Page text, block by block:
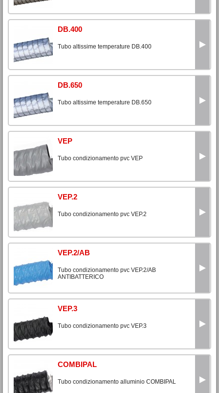
DB.400
Tubo altissime temperature DB.400
DB.650
Tubo altissime temperature DB.650
VEP
Tubo condizionamento pvc VEP
VEP.2
Tubo condizionamento pvc VEP.2
VEP.2/AB
Tubo condizionamento pvc VEP.2/AB
ANTIBATTERICO
VEP.3
Tubo condizionamento pvc VEP.3
COMBIPAL
Tubo condizionamento alluminio COMBIPAL